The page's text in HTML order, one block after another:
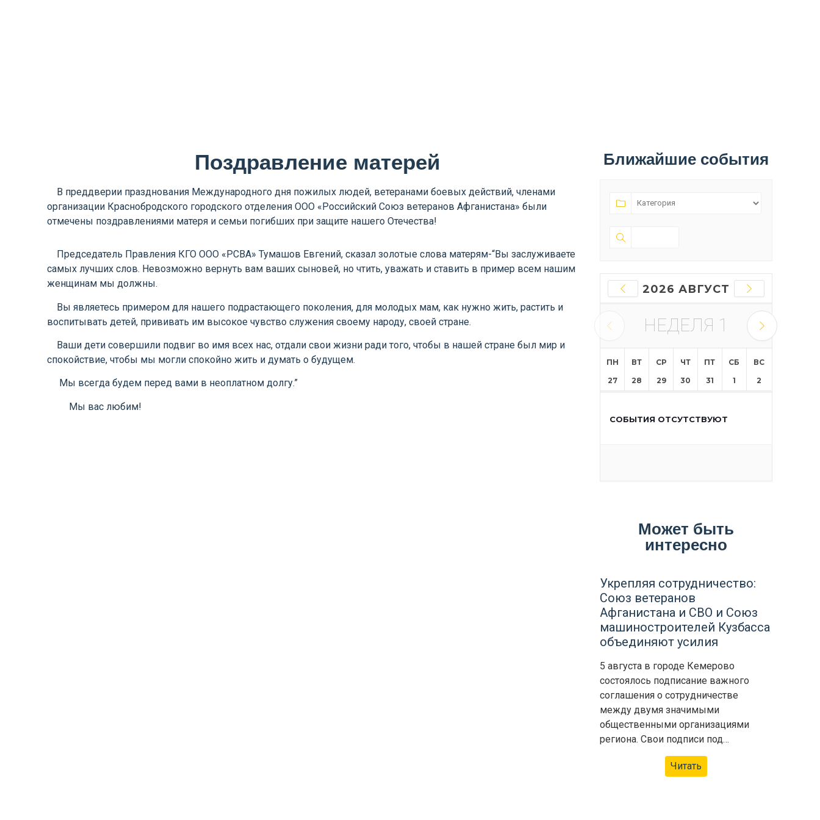
Поздравление матерей
В преддверии празднования Международного дня пожилых людей, ветеранами боевых действий, членами
организации Краснобродского городского отделения ООО «Российский Союз ветеранов Афганистана» были
отмечены поздравлениями матеря и семьи погибших при защите нашего Отечества!
Председатель Правления КГО ООО «РСВА» Тумашов Евгений, сказал золотые слова матерям-“Вы заслуживаете
самых лучших слов. Невозможно вернуть вам ваших сыновей, но чтить, уважать и ставить в пример всем нашим
женщинам мы должны.
Вы являетесь примером для нашего подрастающего поколения, для молодых мам, как нужно жить, растить и
воспитывать детей, прививать им высокое чувство служения своему народу, своей стране.
Ваши дети совершили подвиг во имя всех нас, отдали свои жизни ради того, чтобы в нашей стране был мир и
спокойствие, чтобы мы могли спокойно жить и думать о будущем.
Мы всегда будем перед вами в неоплатном долгу.”
Мы вас любим!
Ближайшие события
2026 АВГУСТ
НЕДЕЛЯ 1
ПН
27
ВТ
28
СР
29
ЧТ
30
ПТ
31
СБ
1
ВС
2
СОБЫТИЯ ОТСУТСТВУЮТ
Может быть
интересно
Укрепляя сотрудничество:
Союз ветеранов
Афганистана и СВО и Союз
машиностроителей Кузбасса
объединяют усилия
5 августа в городе Кемерово
состоялось подписание важного
соглашения о сотрудничестве
между двумя значимыми
общественными организациями
региона. Свои подписи под…
Читать